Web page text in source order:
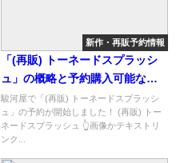
新作・再販予約情報
「(再販) トーネードスプラッシ
ュ」の概略と予約購入可能なシ
ョップ紹介！
駿河屋で「(再販) トーネードスプラッシ
ュ」の予約が開始しました！ (再販) トー
ネードスプラッシュ 👆画像かテキストリ
ンク...